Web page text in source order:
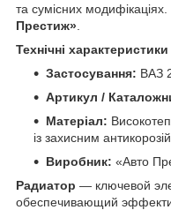
та сумісних
Престиж»
Технічні
Застосування: ВАЗ
Артикул /
Матеріал:
із захисним
Виробник: «Авто
Радиатор — ключевой
обеспечивающий